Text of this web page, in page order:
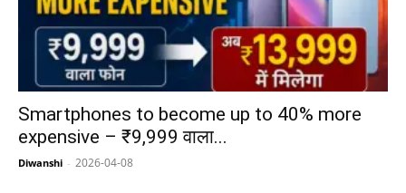
Smartphones to become up to 40% more
expensive – ₹9,999 वाला...
Diwanshi - 2026-04-08